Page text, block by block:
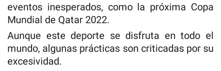
eventos inesperados, como la próxima Copa
Mundial de Qatar 2022.
Aunque este deporte se disfruta en todo el
mundo, algunas prácticas son criticadas por su
excesividad.